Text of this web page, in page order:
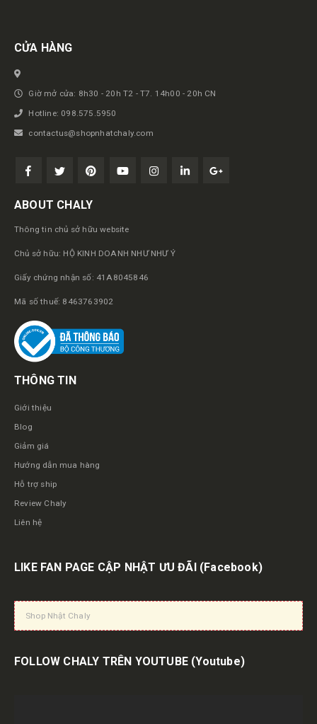
CỬA HÀNG
Giờ mở cửa: 8h30 - 20h T2 - T7. 14h00 - 20h CN
Hotline: 098.575.5950
contactus@shopnhatchaly.com
ABOUT CHALY
Thông tin chủ sở hữu website
Chủ sở hữu: HỘ KINH DOANH NHƯ NHƯ Ý
Giấy chứng nhận số: 41A8045846
Mã số thuế: 8463763902
THÔNG TIN
Giới thiệu
Blog
Giảm giá
Hướng dẫn mua hàng
Hỗ trợ ship
Review Chaly
Liên hệ
LIKE FAN PAGE CẬP NHẬT ƯU ĐÃI (Facebook)
Shop Nhật Chaly
FOLLOW CHALY TRÊN YOUTUBE (Youtube)